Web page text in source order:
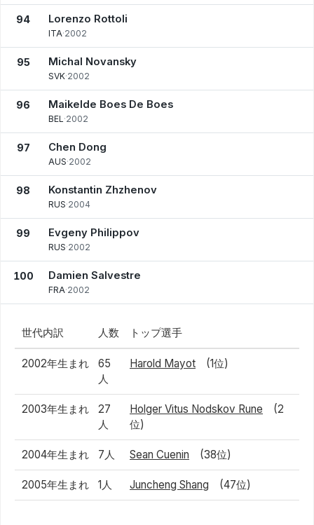
94 Lorenzo Rottoli
ITA·2002
95 Michal Novansky
SVK·2002
96 Maikelde Boes De Boes
BEL·2002
97 Chen Dong
AUS·2002
98 Konstantin Zhzhenov
RUS·2004
99 Evgeny Philippov
RUS·2002
100 Damien Salvestre
FRA·2002
世代内訳 人数 トップ選手
2002年生まれ
65
人
Harold Mayot (1位)
2003年生まれ
27
人
Holger Vitus Nodskov Rune (2
位)
2004年生まれ 7人 Sean Cuenin (38位)
2005年生まれ 1人 Juncheng Shang (47位)